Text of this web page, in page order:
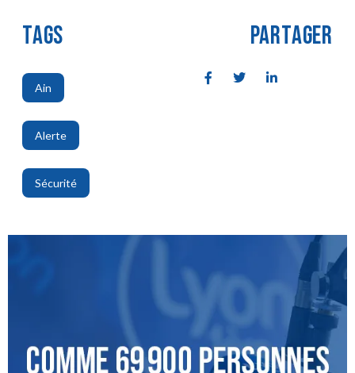
TAGS
Ain
,
Alerte
,
Sécurité
PARTAGER